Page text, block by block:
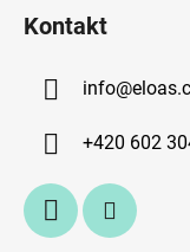
Kontakt
info@
+420 602